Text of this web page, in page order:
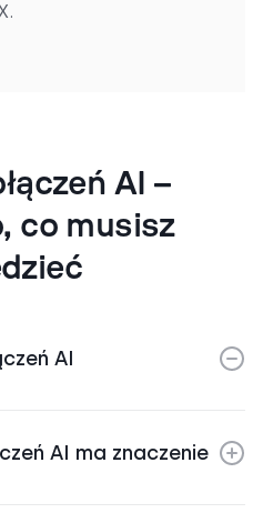
AI –
co musisz
AI
AI ma znaczenie